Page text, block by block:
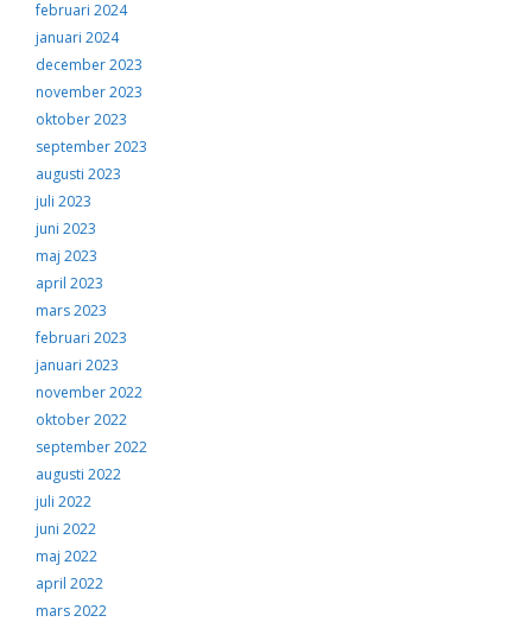
februari 2024
januari 2024
december 2023
november 2023
oktober 2023
september 2023
augusti 2023
juli 2023
juni 2023
maj 2023
april 2023
mars 2023
februari 2023
januari 2023
november 2022
oktober 2022
september 2022
augusti 2022
juli 2022
juni 2022
maj 2022
april 2022
mars 2022